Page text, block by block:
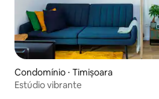
Condomínio ⋅ Timișoara
Estúdio vibrante